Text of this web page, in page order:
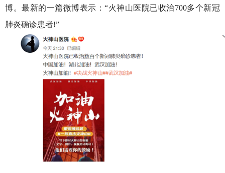
博。最新的一篇微博表示：“火神山医院已收治700多个新冠
肺炎确诊患者!”